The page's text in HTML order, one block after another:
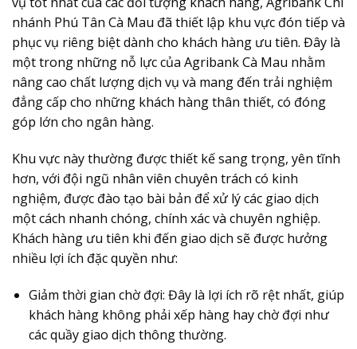
nhánh Phú Tân Cà Mau đã thiết lập khu vực đón tiếp và
phục vụ riêng biệt dành cho khách hàng ưu tiên. Đây là
một trong những nỗ lực của Agribank Cà Mau nhằm
nâng cao chất lượng dịch vụ và mang đến trải nghiệm
đẳng cấp cho những khách hàng thân thiết, có đóng
góp lớn cho ngân hàng.
Khu vực này thường được thiết kế sang trọng, yên tĩnh
hơn, với đội ngũ nhân viên chuyên trách có kinh
nghiệm, được đào tạo bài bản để xử lý các giao dịch
một cách nhanh chóng, chính xác và chuyên nghiệp.
Khách hàng ưu tiên khi đến giao dịch sẽ được hưởng
nhiều lợi ích đặc quyền như:
Giảm thời gian chờ đợi: Đây là lợi ích rõ rệt nhất, giúp
khách hàng không phải xếp hàng hay chờ đợi như
các quầy giao dịch thông thường.